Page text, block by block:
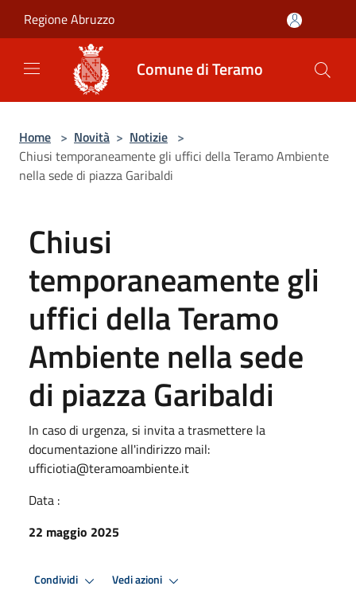
Regione Abruzzo
Comune di Teramo
Home > Novità > Notizie >
Chiusi temporaneamente gli uffici della Teramo Ambiente
nella sede di piazza Garibaldi
Chiusi
temporaneamente gli
uffici della Teramo
Ambiente nella sede
di piazza Garibaldi
In caso di urgenza, si invita a trasmettere la
documentazione all'indirizzo mail:
ufficiotia@teramoambiente.it
Data :
22 maggio 2025
Condividi Vedi azioni